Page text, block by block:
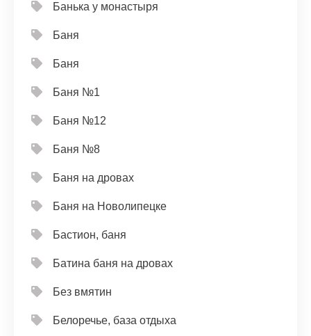
Банька у монастыря
Баня
Баня
Баня №1
Баня №12
Баня №8
Баня на дровах
Баня на Новолипецке
Бастион, баня
Батина баня на дровах
Без вмятин
Белоречье, база отдыха